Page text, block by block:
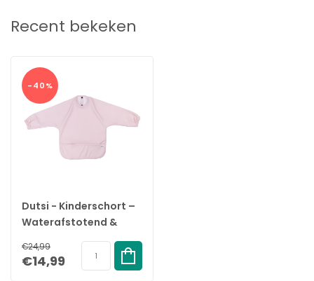
Recent bekeken
-40%
Dutsi - Kinderschort –
Waterafstotend &
Verstelbaar - 6-12
maanden - Zachtroze
€24,99
€14,99